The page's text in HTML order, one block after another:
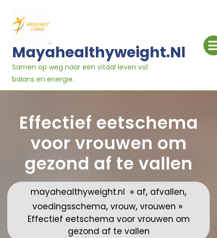
naar
inhoud
Mayahealthyweight.nl
Samen op weg naar een vitaal leven vol
balans en energie.
Effectief eetschema
voor vrouwen om
gezond af te vallen
mayahealthyweight.nl » af, afvallen,
voedingsschema, vrouw, vrouwen »
Effectief eetschema voor vrouwen om
gezond af te vallen